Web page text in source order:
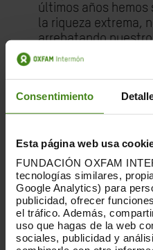
Consentimiento
Esta página web usa
FUNDACIÓN OXFAM
tecnologías similares,
Google Analytics) para
publicidad, ofrecer
el tráfico. Además,
uso que hagas de la web
sociales, publicidad y
últimos años
la riqueza extrema,
arrebatando
nuestra estabilidad
compartimos. Los
demasiado tiempo
Ahora le tiene que
nuestras
compartida de
queremos
democracias. Es
más ricas paguen
Claire Trottier,